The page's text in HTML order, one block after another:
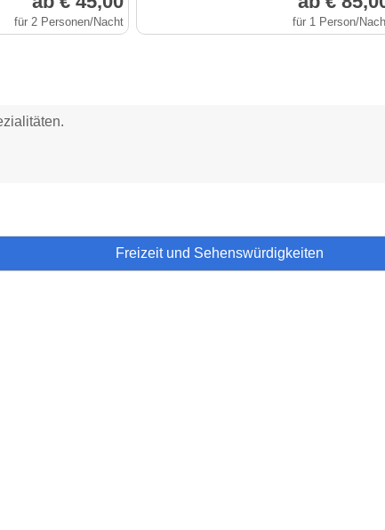
für 2 Personen/Nacht für 1 Person/
Freizeit und Sehenswürdigkeiten